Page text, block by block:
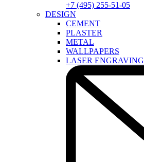
+7 (495) 255-51-05
DESIGN
CEMENT
PLASTER
METAL
WALLPAPERS
LASER ENGRAVING